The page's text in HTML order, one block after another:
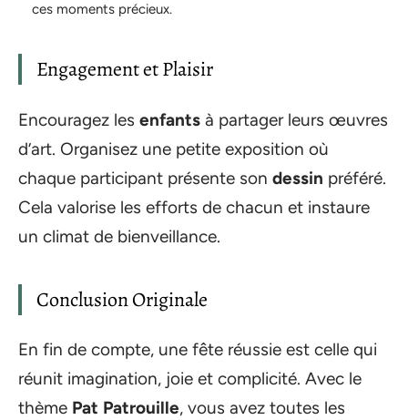
ces moments précieux.
Engagement et Plaisir
Encouragez les enfants à partager leurs œuvres
d’art. Organisez une petite exposition où
chaque participant présente son dessin préféré.
Cela valorise les efforts de chacun et instaure
un climat de bienveillance.
Conclusion Originale
En fin de compte, une fête réussie est celle qui
réunit imagination, joie et complicité. Avec le
thème Pat Patrouille, vous avez toutes les